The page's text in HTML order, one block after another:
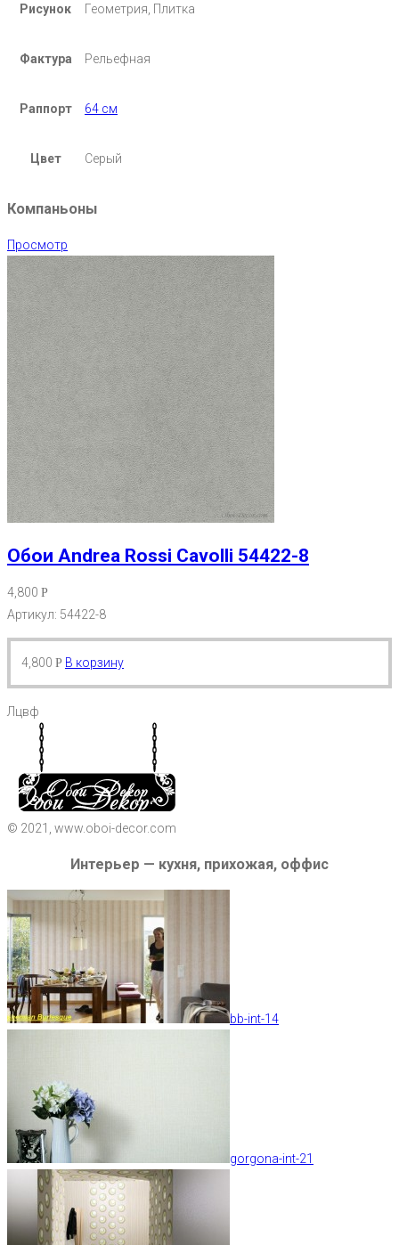
Рисунок Геометрия, Плитка
Фактура Рельефная
Раппорт 64 см
Цвет Серый
Компаньоны
Просмотр
Обои Andrea Rossi Cavolli 54422-8
4,800 Р
Артикул: 54422-8
4,800 Р В корзину
Лцвф
© 2021, www.oboi-decor.com
Интерьер — кухня, прихожая, оффис
bb-int-14
gorgona-int-21